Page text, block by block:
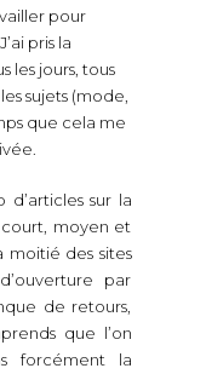
pour
pris la
les jours, tous
sujets (mode,
que cela me
d’articles sur la
moyen et
moitié des sites
par
de retours,
que l’on
forcément la